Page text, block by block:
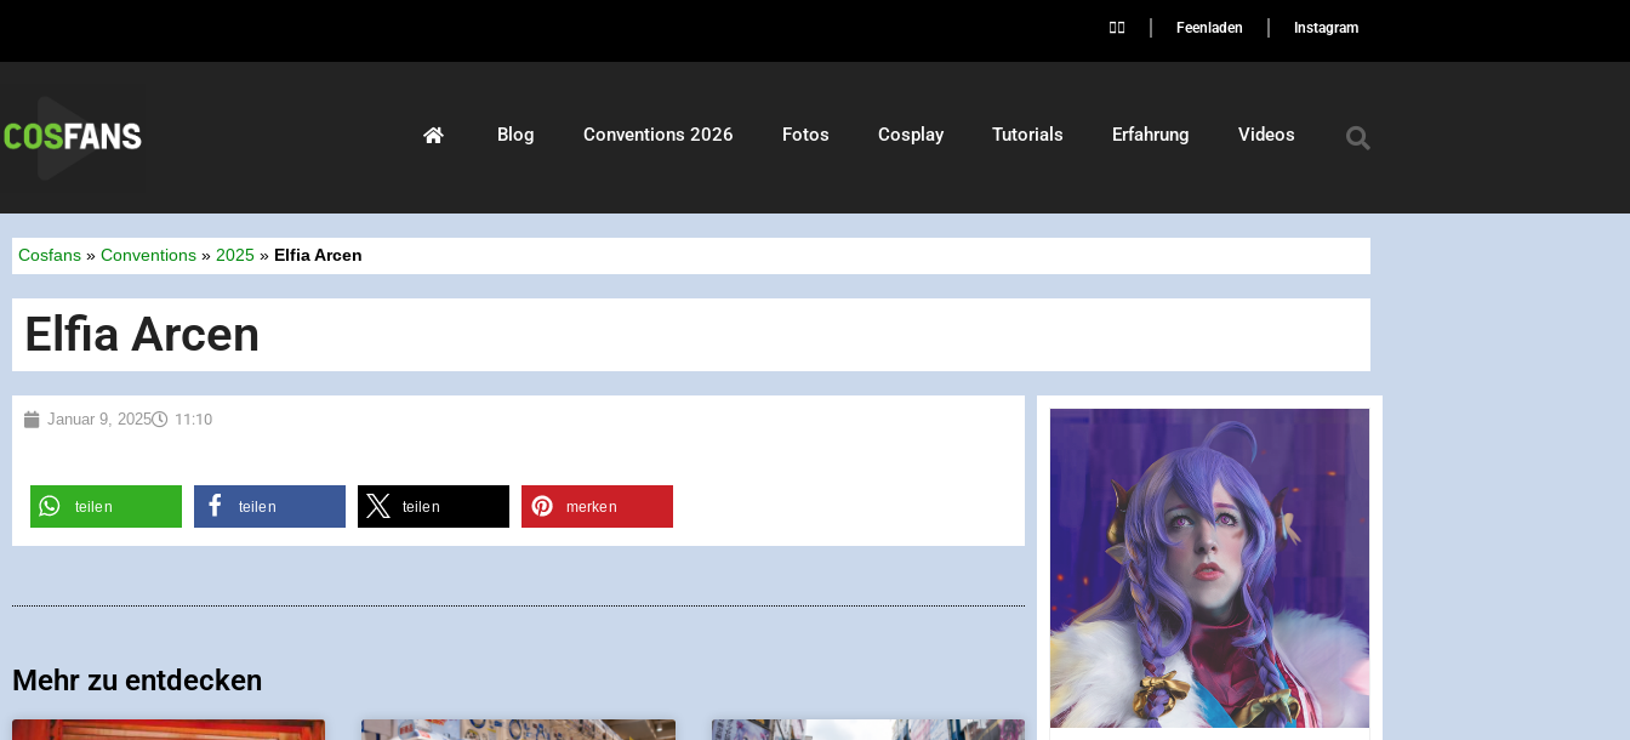
🏳️‍🌈 Feenladen Instagram
Blog Conventions 2026 Fotos Cosplay Tutorials Erfahrung Videos
Cosfans » Conventions » 2025 » Elfia Arcen
Elfia Arcen
Januar 9, 2025 11:10
teilen teilen teilen merken
Mehr zu entdecken